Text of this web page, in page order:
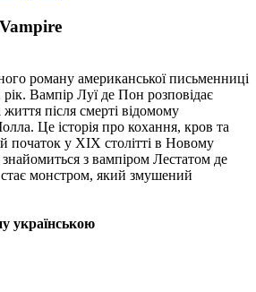
роману американської письменниці
Вампір Луї де Пон розповідає
після смерті відомому
Це історія про кохання, кров та
початок у XIX столітті в Новому
з вампіром Лестатом де
монстром, який змушений
українською